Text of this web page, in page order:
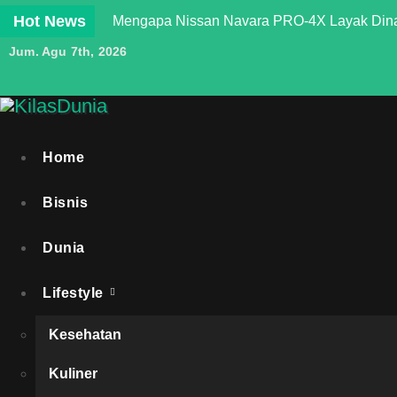
to
content
Hot News Mengapa Nissan Navara PRO-4X Layak
Jum. Agu 7th, 2026
KilasDunia
Home
Bisnis
Dunia
Lifestyle
Kesehatan
Kuliner